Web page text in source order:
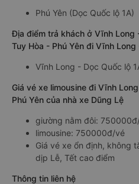
Phú Yên (Dọc Quốc lộ 1A)
Địa điểm trả khách ở Vĩnh Long
Tuy Hòa - Phú Yên đi Vĩnh
Vĩnh Long - Dọc Quốc lộ
Giá vé xe limousine đi Vĩnh
Phú Yên của nhà xe Dũng Lệ
giường nằm đôi:
limousine: 750000đ/vé
Giá vé xe ổn định, không
dịp Lễ, Tết cao điểm
Thông tin liên hệ